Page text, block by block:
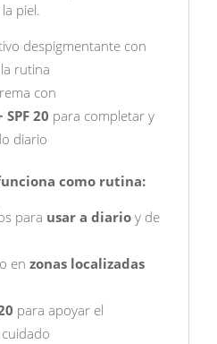
piel.
despigmentante con
rutina
con
20 para completar y
diario
como rutina:
para usar a diario y de
enzonas localizadas
para apoyar el